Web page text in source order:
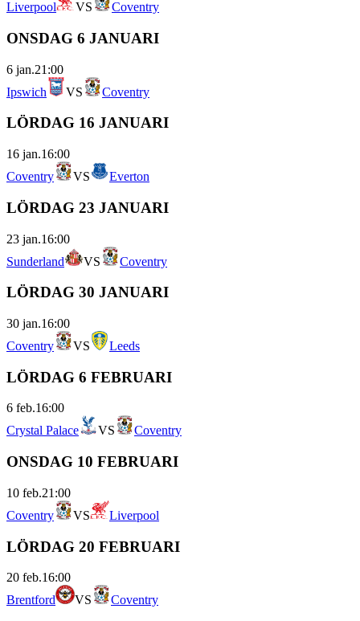
Liverpool
VS Coventry
ONSDAG 6 JANUARI
6 jan.21:00
Ipswich
VS Coventry
LÖRDAG 16 JANUARI
16 jan.16:00
Coventry
VS Everton
LÖRDAG 23 JANUARI
23 jan.16:00
Sunderland
VS Coventry
LÖRDAG 30 JANUARI
30 jan.16:00
Coventry
VS Leeds
LÖRDAG 6 FEBRUARI
6 feb.16:00
Crystal Palace
VS Coventry
ONSDAG 10 FEBRUARI
10 feb.21:00
Coventry
VS Liverpool
LÖRDAG 20 FEBRUARI
20 feb.16:00
Brentford
VS Coventry